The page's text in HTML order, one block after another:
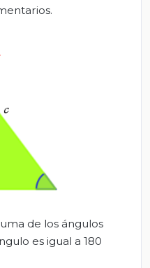
de los ángulos
es igual a 180